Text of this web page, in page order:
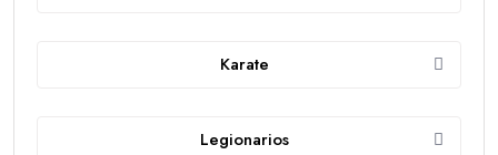
Karate
Legionarios